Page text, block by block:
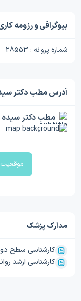
بیوگرافی و رزومه
شماره پروانه : 28553
آدرس مطب دکتر
مطب دکتر سیده
مدارک پزشک
کارشناسی سطح
کارشناسی ارشد